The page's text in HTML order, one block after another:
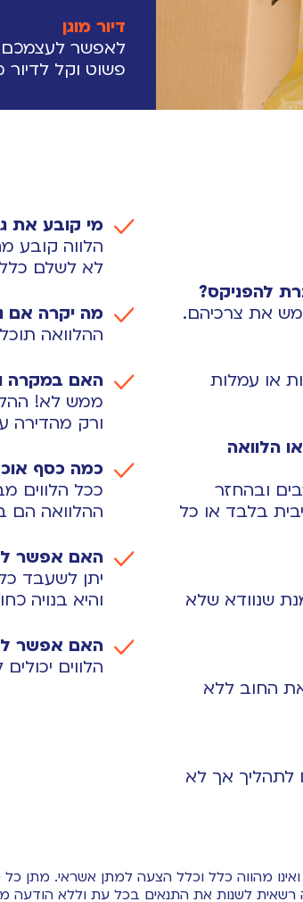
דיור מוגן
לאפשר
פשוט וקל לדיור
להפניקס?
את צרכיהם.
₪ ללא קנסות או עמלות
הלוואה
ובהחזר
בלבד או כל
שנוודא שלא
החוב ללא
לתהליך אך לא
מי קובע את
הלווה קובע
לא לשלם
מה יקרה אם
ההלוואה
האם במקרה
ממש לא!
ורק מהדירה
כמה כסף
ככל הלווים
ההלוואה הם בטווח של 15%-60% מערך
האם אפשר
יתן לשעבד
והיא בנויה
האם אפשר
הלווים
מהווה כלל וכלל הצעה למתן אשראי. מתן כל
לשנות את התנאים בכל עת וללא הודעה